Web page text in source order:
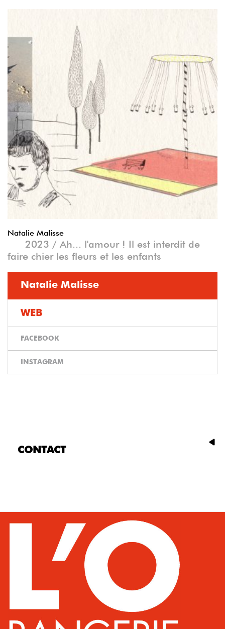
Natalie Malisse
2023 / Ah... l'amour ! Il est interdit de
faire chier les fleurs et les enfants
Natalie Malisse
WEB
FACEBOOK
INSTAGRAM
CONTACT